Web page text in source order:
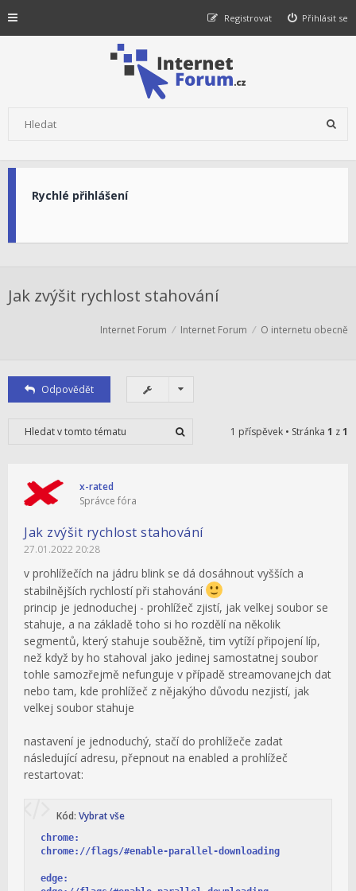
Přihlásit se
Registrovat
Rychlé přihlášení
Jak zvýšit rychlost stahování
Internet Forum Internet Forum O internetu obecně
Odpovědět
1 příspěvek • Stránka 1 z1
x-rated
Správce fóra
Jak zvýšit rychlost stahování
27.01.2022 20:28
v prohlížečích na jádru blink se dá dosáhnout vyšších a
stabilnějších rychlostí při stahování
princip je jednoduchej - prohlížeč zjistí, jak velkej soubor se
stahuje, a na základě toho si ho rozdělí na několik
segmentů, který stahuje souběžně, tim vytíží připojení líp,
než když by ho stahoval jako jedinej samostatnej soubor
tohle samozřejmě nefunguje v případě streamovanejch dat
nebo tam, kde prohlížeč z nějakýho důvodu nezjistí, jak
velkej soubor stahuje
nastavení je jednoduchý, stačí do prohlížeče zadat
následující adresu, přepnout na enabled a prohlížeč
restartovat:
Kód: Vybrat vše
chrome:
chrome://flags/#enable-parallel-downloading
edge: